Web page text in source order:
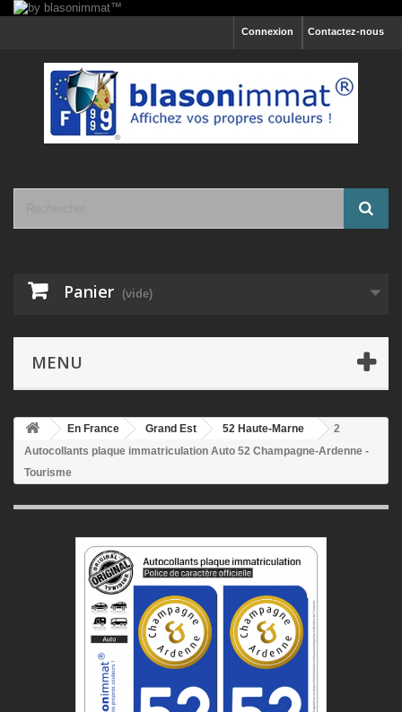
Contactez-nous
Connexion
Panier (vide)
MENU
En France Grand Est 52 Haute-Marne
2
Autocollants plaque immatriculation Auto 52 Champagne-Ardenne -
Tourisme